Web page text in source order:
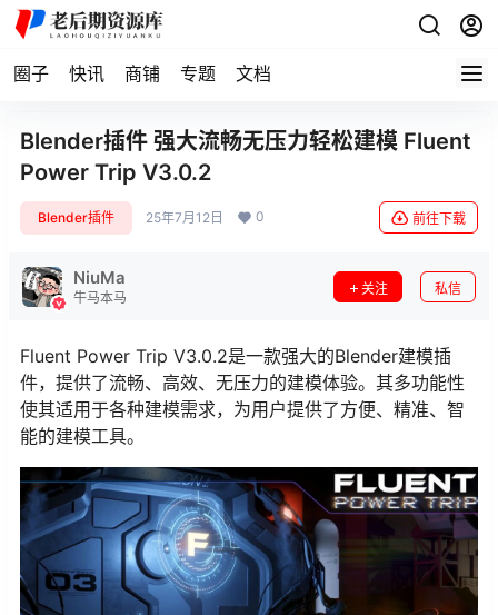
圈子 快讯 商铺 专题 文档
Blender插件 强大流畅无压力轻松建模 Fluent
Power Trip V3.0.2
Blender插件 25年7月12日 0 前往下载
NiuMa
牛马本马
关注 私信
Fluent Power Trip V3.0.2是一款强大的Blender建模插
件，提供了流畅、高效、无压力的建模体验。其多功能性
使其适用于各种建模需求，为用户提供了方便、精准、智
能的建模工具。